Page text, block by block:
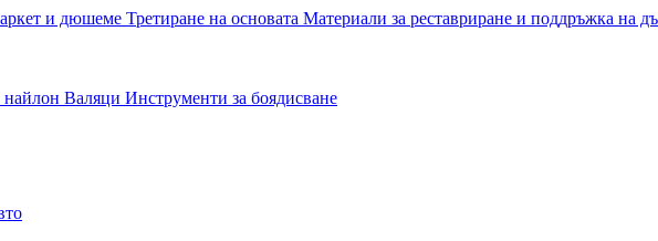
и дюшеме Третиране на основата Материали за реставриране и поддръжка на
Валяци Инструменти за боядисване